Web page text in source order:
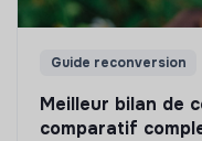
Guide reconversion
Meilleur bilan de
comparatif